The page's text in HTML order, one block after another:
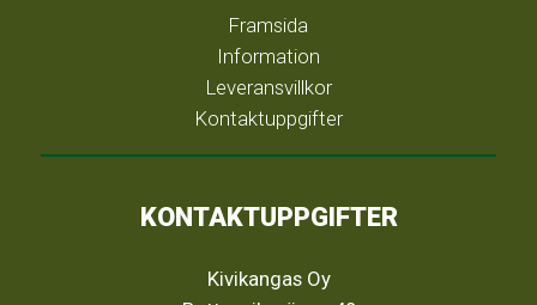
Framsida
Information
Leveransvillkor
Kontaktuppgifter
KONTAKTUPPGIFTER
Kivikangas Oy